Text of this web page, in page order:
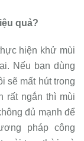
quả?
hiện khử mùi
Nếu bạn dùng
sẽ mất hút trong
rất ngắn thì mùi
đủ mạnh để
pháp công